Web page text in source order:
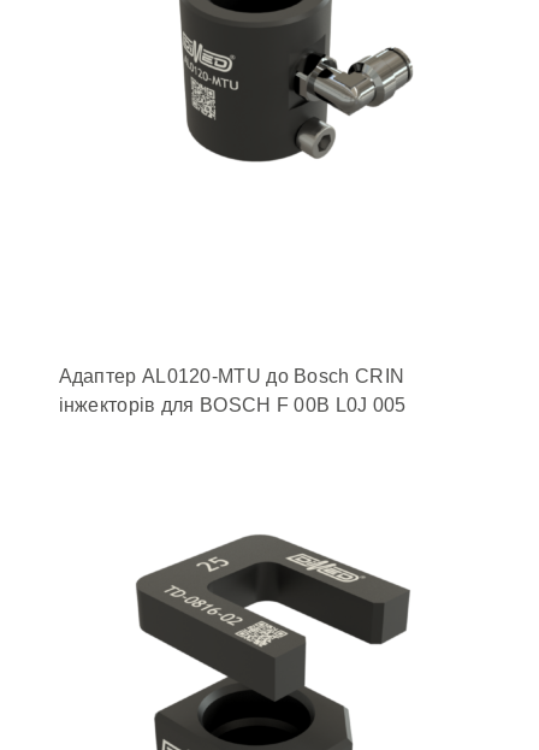
Адаптер AL0120-MTU до Bosch CRIN
інжекторів для BOSCH F 00B L0J 005